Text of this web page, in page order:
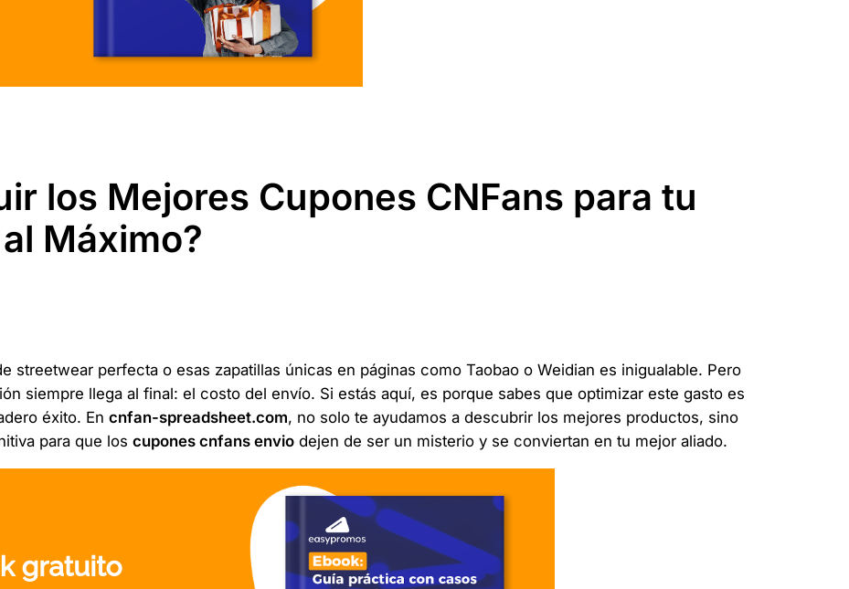
los Mejores Cupones CNFans para tu
Máximo?
streetwear perfecta o esas zapatillas únicas en páginas como Taobao o Weidian es inigualable. Pero
siempre llega al final: el costo del envío. Si estás aquí, es porque sabes que optimizar este gasto es
éxito. En cnfan-spreadsheet.com, no solo te ayudamos a descubrir los mejores productos, sino
para que los cupones cnfans envio dejen de ser un misterio y se conviertan en tu mejor aliado.